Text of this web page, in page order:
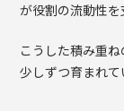
が役割の流動性を
こうした積み重
少しずつ育まれて